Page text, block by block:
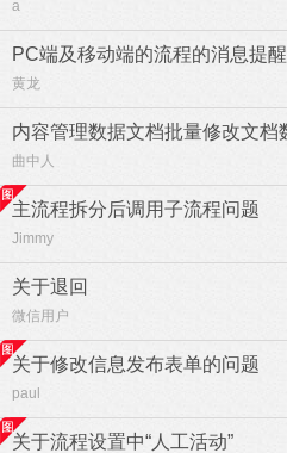
a
PC端及移动端的流程的消息提醒
黄龙
内容管理数据文档批量修改文档
曲中人
主流程拆分后调用子流程问题
Jimmy
关于退回
微信用户
关于修改信息发布表单的问题
paul
关于流程设置中“人工活动”